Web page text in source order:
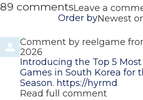
89 commentsLeave a
Order byNewest
Comment by reelgame
2026
Introducing the Top 5
Games in South Korea for
Season. https://hyrmd
Read full comment